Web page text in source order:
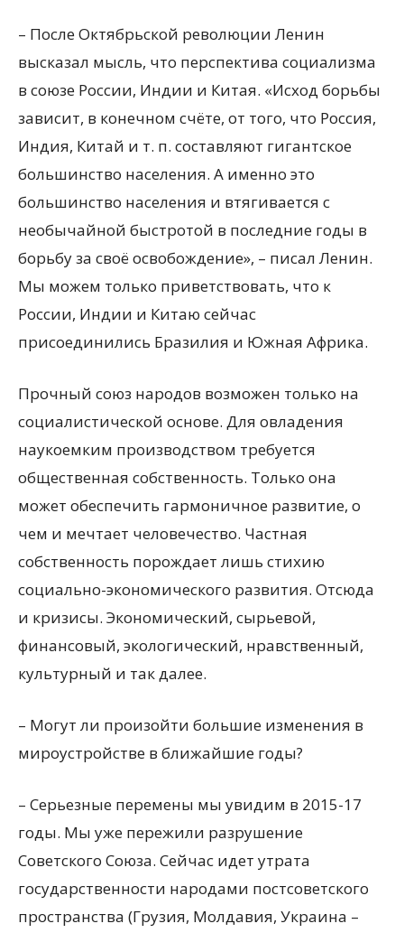
– После Октябрьской революции Ленин
высказал мысль, что перспектива социализма
в союзе России, Индии и Китая. «Исход борьбы
зависит, в конечном счёте, от того, что Россия,
Индия, Китай и т. п. составляют гигантское
большинство населения. А именно это
большинство населения и втягивается с
необычайной быстротой в последние годы в
борьбу за своё освобождение», – писал Ленин.
Мы можем только приветствовать, что к
России, Индии и Китаю сейчас
присоединились Бразилия и Южная Африка.
Прочный союз народов возможен только на
социалистической основе. Для овладения
наукоемким производством требуется
общественная собственность. Только она
может обеспечить гармоничное развитие, о
чем и мечтает человечество. Частная
собственность порождает лишь стихию
социально-экономического развития. Отсюда
и кризисы. Экономический, сырьевой,
финансовый, экологический, нравственный,
культурный и так далее.
– Могут ли произойти большие изменения в
мироустройстве в ближайшие годы?
– Серьезные перемены мы увидим в 2015-17
годы. Мы уже пережили разрушение
Советского Союза. Сейчас идет утрата
государственности народами постсоветского
пространства (Грузия, Молдавия, Украина –